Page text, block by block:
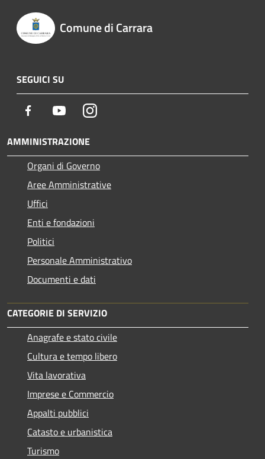
Comune di Carrara
SEGUICI SU
Facebook YoutubeInstagram
AMMINISTRAZIONE
Organi di Governo
Aree Amministrative
Uffici
Enti e fondazioni
Politici
Personale Amministrativo
Documenti e dati
CATEGORIE DI SERVIZIO
Anagrafe e stato civile
Cultura e tempo libero
Vita lavorativa
Imprese e Commercio
Appalti pubblici
Catasto e urbanistica
Turismo